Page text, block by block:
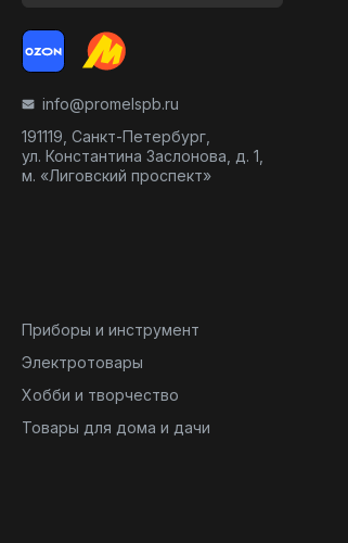
info@promelspb.ru
191119, Санкт-Петербург,
ул. Константина Заслонова, д. 1,
м. «Лиговский проспект»
Приборы и инструмент
Электротовары
Хобби и творчество
Товары для дома и дачи